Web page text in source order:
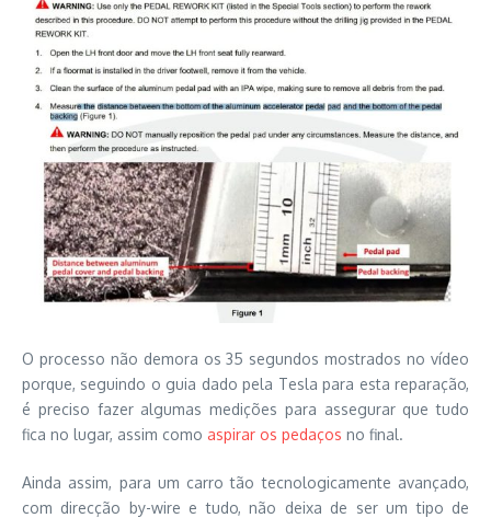
O processo não demora os 35 segundos mostrados no vídeo
porque, seguindo o guia dado pela Tesla para esta reparação,
é preciso fazer algumas medições para assegurar que tudo
fica no lugar, assim como aspirar os pedaços no final.
Ainda assim, para um carro tão tecnologicamente avançado,
com direcção by-wire e tudo, não deixa de ser um tipo de